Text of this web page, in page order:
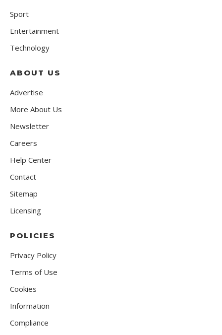
Sport
Entertainment
Technology
ABOUT US
Advertise
More About Us
Newsletter
Careers
Help Center
Contact
Sitemap
Licensing
POLICIES
Privacy Policy
Terms of Use
Cookies
Information
Compliance